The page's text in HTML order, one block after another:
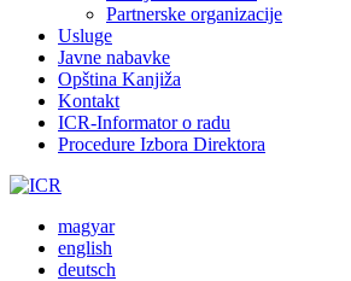
Partnerske organizacije
Usluge
Javne nabavke
Opština Kanjiža
Kontakt
ICR-Informator o radu
Procedure Izbora Direktora
magyar
english
deutsch